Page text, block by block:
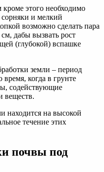
этого необходимо
и мелкий
возможно сделать пара
дабы вызвать рост
(глубокой) вспашке
земли – период
время, когда в грунте
содействующие
веществ.
находится на высокой
течение этих
почвы под